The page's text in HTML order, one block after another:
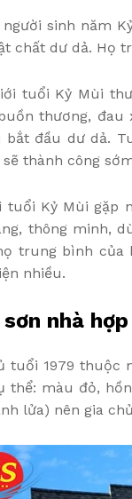
người sinh năm
chất dư dả. Họ
tuổi Kỷ Mùi
thương, đau
bắt đầu dư dả.
sẽ thành công
tuổi Kỷ Mùi gặp
thông minh,
trung bình của
nhiều.
sơn nhà
tuổi 1979 thuộc
thể: màu đỏ,
lửa) nên gia